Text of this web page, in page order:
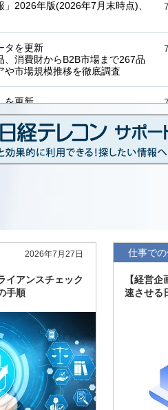
」2026年版(2026年7月末時点)、
タを更新
、消費財からB2B市場まで267品
や市場規模推移を徹底調査
を更新
」「システムインテグレーター」
報」の2026年版、約3万6千社を
ポート」の最新版、10～3月実
2026年7月27日
イアンスチェック
手順
仕事で
【経営
速させる